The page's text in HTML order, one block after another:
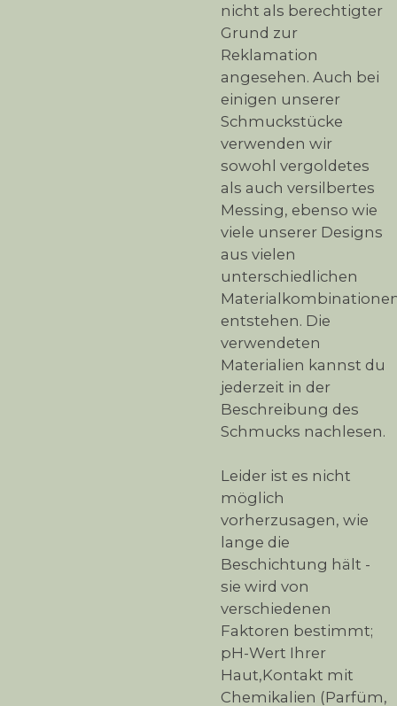
nicht als berechtigter
Grund zur
Reklamation
angesehen. Auch bei
einigen unserer
Schmuckstücke
verwenden wir
sowohl vergoldetes
als auch versilbertes
Messing, ebenso wie
viele unserer Designs
aus vielen
unterschiedlichen
entstehen. Die
verwendeten
Materialien kannst du
jederzeit in der
Beschreibung des
Schmucks nachlesen.
Leider ist es nicht
möglich
vorherzusagen, wie
lange die
Beschichtung hält -
sie wird von
verschiedenen
Faktoren bestimmt;
pH-Wert Ihrer
Haut,Kontakt mit
Chemikalien (Parfüm,